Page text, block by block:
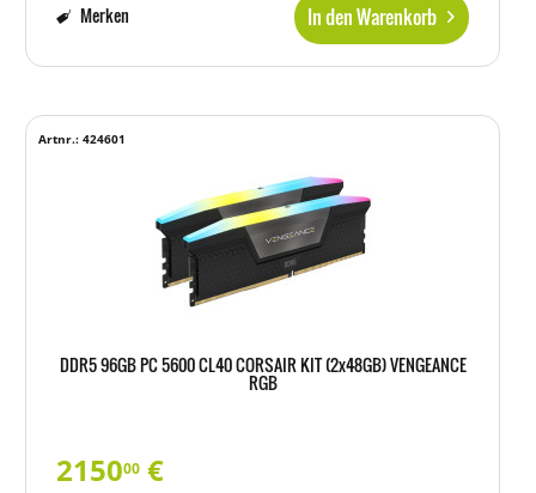
In den Warenkorb
Merken
DDR5 96GB PC 5600 CL40 CORSAIR KIT (2x48GB) VENGEANCE
RGB
Artnr.: 424601
215000 €